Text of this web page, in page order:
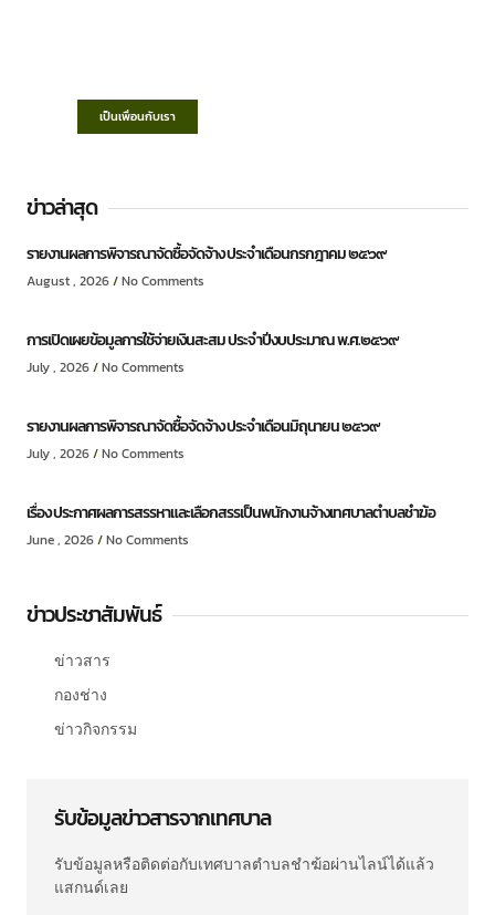
เป็นเพื่อนกับเรา
ข่าวล่าสุด
รายงานผลการพิจารณาจัดซื้อจัดจ้าง ประจำเดือนกรกฎาคม ๒๕๖๙
August , 2026 No Comments
การเปิดเผยข้อมูลการใช้จ่ายเงินสะสม ประจำปีงบประมาณ พ.ศ.๒๕๖๙
July , 2026 No Comments
รายงานผลการพิจารณาจัดซื้อจัดจ้าง ประจำเดือนมิถุนายน ๒๕๖๙
July , 2026 No Comments
เรื่อง ประกาศผลการสรรหาและเลือกสรรเป็นพนักงานจ้างเทศบาลตำบลชำฆ้อ
June , 2026 No Comments
ข่าวประชาสัมพันธ์
ข่าวสาร
กองช่าง
ข่าวกิจกรรม
รับข้อมูลข่าวสารจากเทศบาล
รับข้อมูลหรือติดต่อกับเทศบาลตำบลชำฆ้อผ่านไลน์ได้แล้ว
แสกนด์เลย